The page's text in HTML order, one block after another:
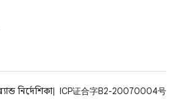
নির্দেশিকা
ICP证合字B2-20070004号